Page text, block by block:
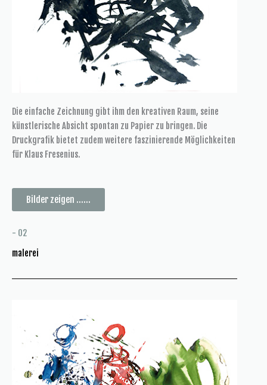
Die einfache Zeichnung gibt ihm den kreativen Raum, seine
künstlerische Absicht spontan zu Papier zu bringen. Die
Druckgrafik bietet zudem weitere faszinierende Möglichkeiten
für Klaus Fresenius.
Bilder zeigen ......
- 02
malerei